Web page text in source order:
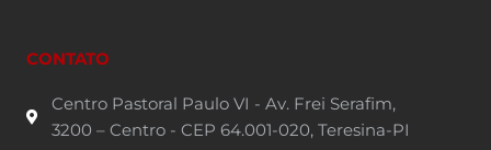
CONTATO
Centro Pastoral Paulo VI - Av. Frei Serafim,
3200 – Centro - CEP 64.001-020, Teresina-PI